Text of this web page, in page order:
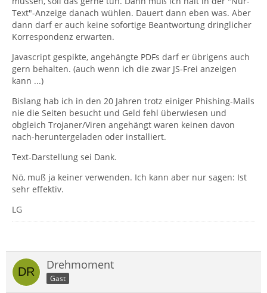
Text"-Anzeige danach wühlen. Dauert dann eben was. Aber
dann darf er auch keine sofortige Beantwortung dringlicher
Korrespondenz erwarten.
Javascript gespikte, angehängte PDFs darf er übrigens auch
gern behalten. (auch wenn ich die zwar JS-Frei anzeigen
kann ...)
Bislang hab ich in den 20 Jahren trotz einiger Phishing-Mails
nie die Seiten besucht und Geld fehl überwiesen und
obgleich Trojaner/Viren angehängt waren keinen davon
nach-heruntergeladen oder installiert.
Text-Darstellung sei Dank.
Nö, muß ja keiner verwenden. Ich kann aber nur sagen: Ist
sehr effektiv.
LG
Drehmoment
Gast